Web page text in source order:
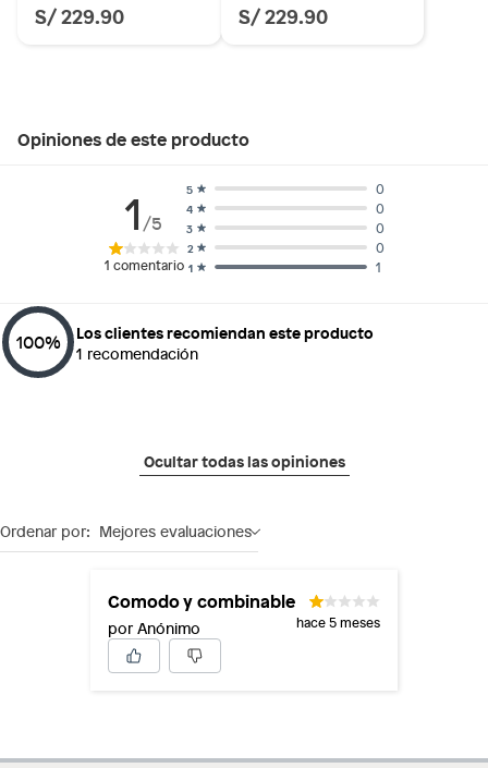
S/ 229.90 S/ 229.90
Opiniones de este producto
1 /5
1 comentario 1 1
2 0
3 0
4 0
5 0
100% Los clientes recomiendan este producto
1 recomendación
Ocultar todas las opiniones
Ordenar por: Mejores evaluaciones
Comodo y combinable
por Anónimo hace 5 meses